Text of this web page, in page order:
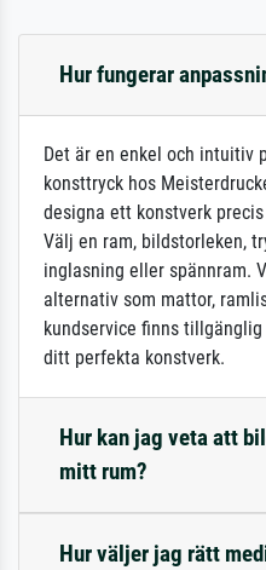
Hur fungerar
Det är en enkel och intuitiv
konsttryck hos
designa ett konstverk
Välj en ram, bildstorleken,
inglasning eller spännram.
alternativ som mattor,
kundservice finns
ditt perfekta konstverk.
Hur kan jag veta att
mitt rum?
Hur väljer jag rätt